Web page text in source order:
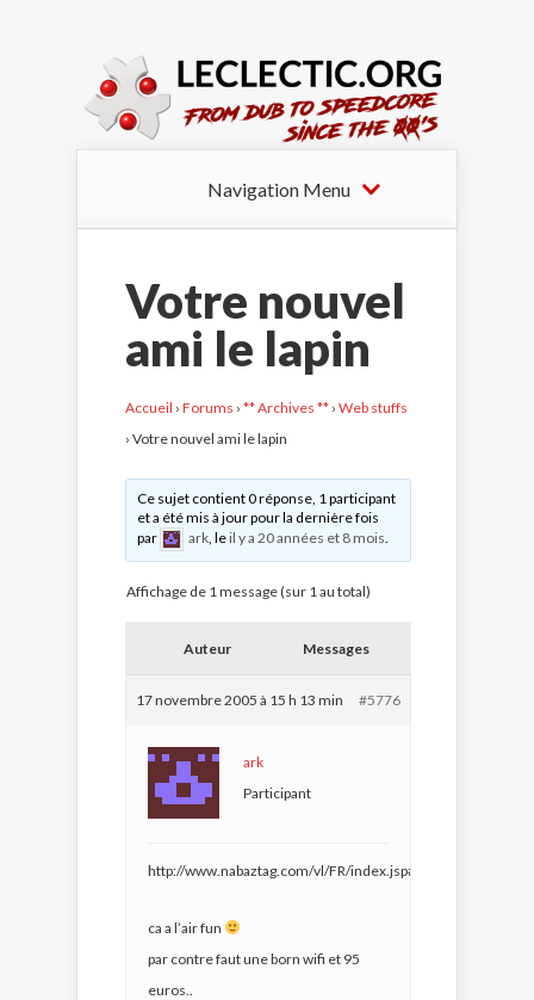
Navigation Menu
Votre nouvel
ami le lapin
Accueil › Forums › ** Archives ** › Web stuffs
› Votre nouvel ami le lapin
Ce sujet contient 0 réponse, 1 participant
et a été mis à jour pour la dernière fois
par
ark , leil y a 20 années et 8 mois
Affichage de 1 message (sur 1 au total)
Auteur Messages
17 novembre 2005 à 15 h 13 min #5776
ark
Participant
http://www.nabaztag.com/vl/FR/index.jsp#
ca a l’air fun
par contre faut une born wifi et 95
euros..